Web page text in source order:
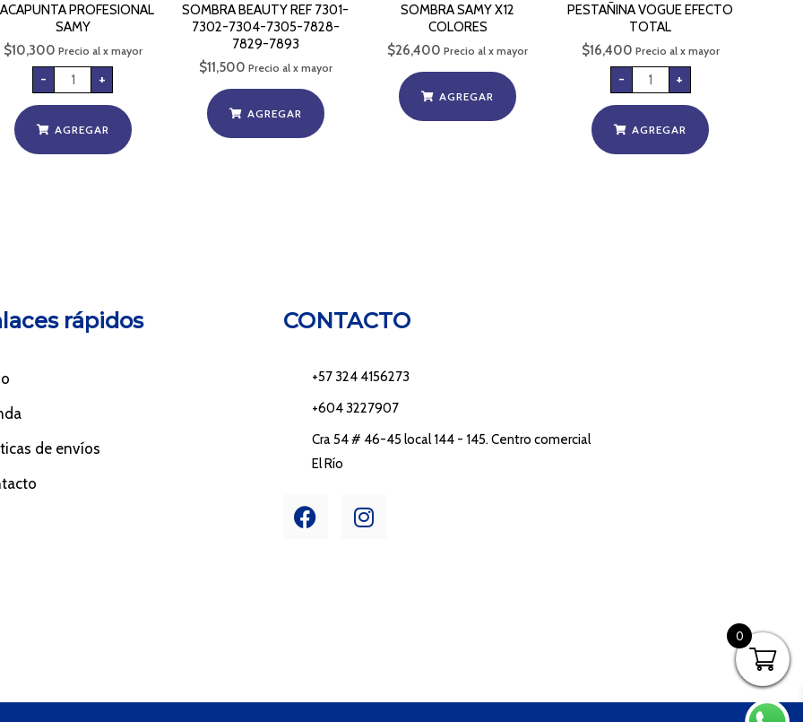
PROFESIONAL
SAMY
$10,300 Precio al x mayor
- +
AGREGAR
SOMBRA BEAUTY REF 7301-
7302-7304-7305-7828-
7829-7893
$11,500 Precio al x mayor
AGREGAR
SOMBRA SAMY X12
COLORES
$26,400 Precio al x mayor
AGREGAR
PESTAÑINA VOGUE EFECTO
TOTAL
$16,400 Precio al x mayor
- +
AGREGAR
rápidos
de envíos
CONTACTO
+57 324 4156273
+604 3227907
Cra 54 # 46-45 local 144 - 145. Centro comercial
El Río
F
a
I
n
0